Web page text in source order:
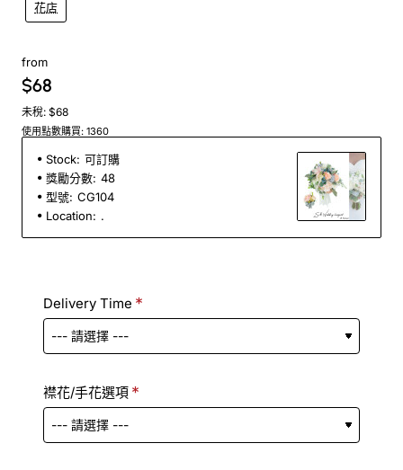
花店
from
$68
未稅: $68
使用點數購買: 1360
Stock: 可訂購
獎勵分數: 48
型號: CG104
Location: .
Delivery Time
襟花/手花選項